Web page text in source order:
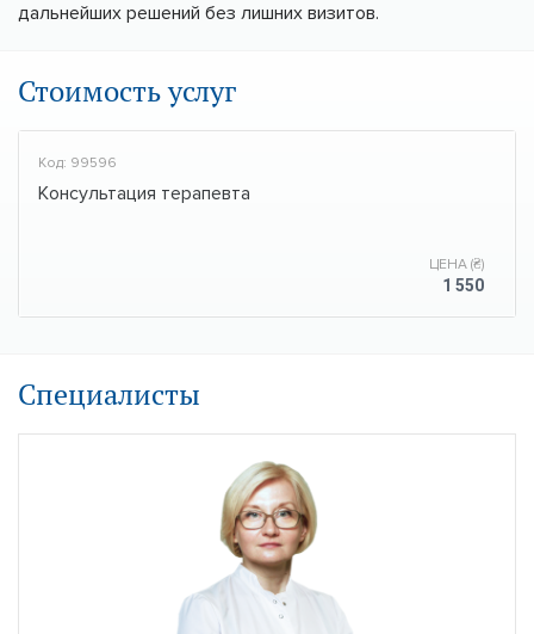
дальнейших решений без лишних визитов.
Стоимость услуг
Код: 99596
Консультация терапевта
ЦЕНА (₴)
1 550
Специалисты